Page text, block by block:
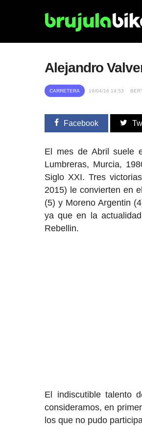
Alejandro
CARRETERA 19/04/16 14:53
Facebook
El mes de Abril suele
Lumbreras, Murcia,
Siglo XXI. Tres
2015) le convierten en
(5) y Moreno Argentin
ya que en la
Rebellin.
El indiscutible talento
consideramos, en
los que no pudo